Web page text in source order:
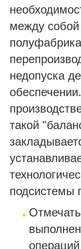
между
недопуска
такой
подсистемы